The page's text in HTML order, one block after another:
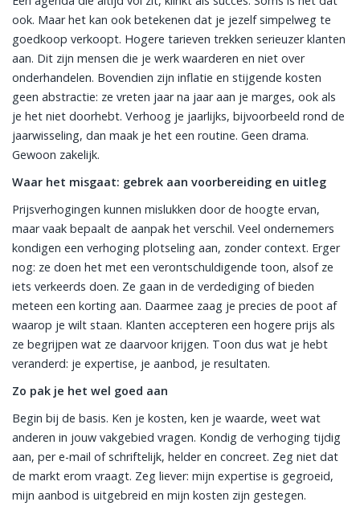
ook. Maar het kan ook betekenen dat je jezelf simpelweg te
goedkoop verkoopt. Hogere tarieven trekken serieuzer klanten
aan. Dit zijn mensen die je werk waarderen en niet over
onderhandelen. Bovendien zijn inflatie en stijgende kosten
geen abstractie: ze vreten jaar na jaar aan je marges, ook als
je het niet doorhebt. Verhoog je jaarlijks, bijvoorbeeld rond de
jaarwisseling, dan maak je het een routine. Geen drama.
Gewoon zakelijk.
Waar het misgaat: gebrek aan voorbereiding en uitleg
Prijsverhogingen kunnen mislukken door de hoogte ervan,
maar vaak bepaalt de aanpak het verschil. Veel ondernemers
kondigen een verhoging plotseling aan, zonder context. Erger
nog: ze doen het met een verontschuldigende toon, alsof ze
iets verkeerds doen. Ze gaan in de verdediging of bieden
meteen een korting aan. Daarmee zaag je precies de poot af
waarop je wilt staan. Klanten accepteren een hogere prijs als
ze begrijpen wat ze daarvoor krijgen. Toon dus wat je hebt
veranderd: je expertise, je aanbod, je resultaten.
Zo pak je het wel goed aan
Begin bij de basis. Ken je kosten, ken je waarde, weet wat
anderen in jouw vakgebied vragen. Kondig de verhoging tijdig
aan, per e-mail of schriftelijk, helder en concreet. Zeg niet dat
de markt erom vraagt. Zeg liever: mijn expertise is gegroeid,
mijn aanbod is uitgebreid en mijn kosten zijn gestegen.